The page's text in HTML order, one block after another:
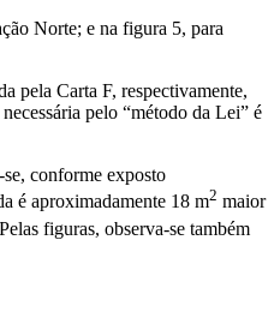
Norte; e na figura 5, para
pela Carta F, respectivamente,
pelo “método da Lei” é
conforme exposto
é aproximadamente 18 m2 maior
figuras, observa-se também